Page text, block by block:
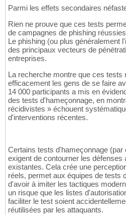
Parmi les effets secondaires
Rien ne prouve que ces tests
de campagnes de phishing
Le phishing (ou plus généralement
des principaux vecteurs de
entreprises.
La recherche montre que ces tests
efficacement les gens de se faire
14 000 participants a mis en
des tests d'hameçonnage, en
récidivistes » échouent
d'interventions récentes.
Certains tests d'hameçonnage (par
exigent de contourner les défenses
existantes. Cela crée une
réels, permet aux équipes de tests
d'avoir à imiter les tactiques
un risque que les listes
faciliter le test soient
réutilisées par les attaquants.